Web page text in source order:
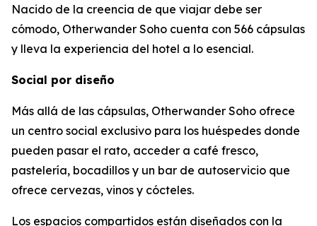
Nacido de la creencia de que viajar debe ser
cómodo, Otherwander Soho cuenta con 566 cápsulas
y lleva la experiencia del hotel a lo esencial.
Social por diseño
Más allá de las cápsulas, Otherwander Soho ofrece
un centro social exclusivo para los huéspedes donde
pueden pasar el rato, acceder a café fresco,
pastelería, bocadillos y un bar de autoservicio que
ofrece cervezas, vinos y cócteles.
Los espacios compartidos están diseñados con la